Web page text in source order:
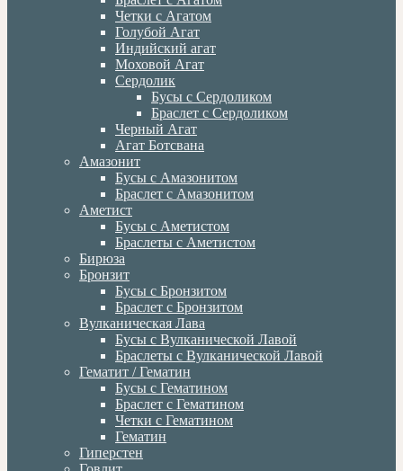
Четки с Агатом
Голубой Агат
Индийский агат
Моховой Агат
Сердолик
Бусы с Сердоликом
Браслет с Сердоликом
Черный Агат
Агат Ботсвана
Амазонит
Бусы с Амазонитом
Браслет с Амазонитом
Аметист
Бусы с Аметистом
Браслеты с Аметистом
Бирюза
Бронзит
Бусы с Бронзитом
Браслет с Бронзитом
Вулканическая Лава
Бусы с Вулканической Лавой
Браслеты с Вулканической Лавой
Гематит / Гематин
Бусы с Гематином
Браслет с Гематином
Четки с Гематином
Гематин
Гиперстен